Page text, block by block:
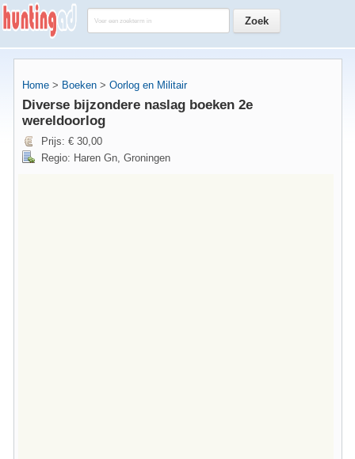
Home > Boeken > Oorlog en Militair
Diverse bijzondere naslag boeken 2e
wereldoorlog
Prijs: € 30,00
Regio: Haren Gn, Groningen